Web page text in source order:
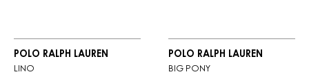
POLO RALPH LAUREN
LINO
POLO RALPH LAUREN
BIG PONY